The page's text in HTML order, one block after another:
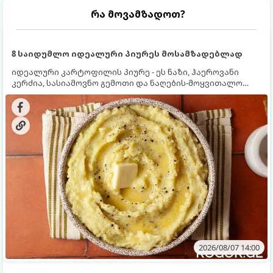
რა მოვამზადოთ?
8 საიდუმლო იდეალური პიურეს მოსამზადებლად
იდეალური კარტოფილის პიურე - ეს ნაზი, ჰაეროვანი
კერძია, სასიამოვნო გემოთი და ნაღების-მოყვითალო
ფერით. მისი მომზადება ძალიან მარტივია, მაგრამ
არსებობს რამდენიმე საიდუმლო, რომლებიც უნდა
იცოდეთ, რომ პიურე იდეალურად გემრიელი გამოვიდეს.
2026/08/07 14:00